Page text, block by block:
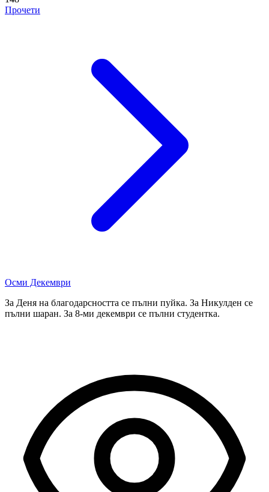
Прочети
Осми Декември
За Деня на благодарсността се пълни пуйка. За Никулден се
пълни шаран. За 8-ми декември се пълни студентка.